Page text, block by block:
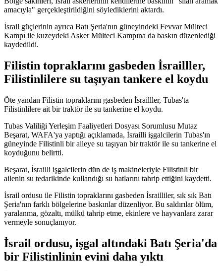
amacıyla" gerçekleştirildiğini söylediklerini aktardı.
İsrail güçlerinin ayrıca Batı Şeria'nın güneyindeki Fevvar Mülteci
Kampı ile kuzeydeki Asker Mülteci Kampına da baskın düzenlediği
kaydedildi.
Filistin topraklarını gasbeden İsrailller,
Filistinlilere su taşıyan tankere el koydu
Öte yandan Filistin topraklarını gasbeden İsrailller, Tubas'ta
Filistinlilere ait bir traktör ile su tankerine el koydu.
Tubas Valiliği Yerleşim Faaliyetleri Dosyası Sorumlusu Mutaz
Beşarat, WAFA'ya yaptığı açıklamada, İsrailli işgalcilerin Tubas'ın
güneyinde Filistinli bir aileye su taşıyan bir traktör ile su tankerine el
koyduğunu belirtti.
Beşarat, İsrailli işgalcilerin dün de iş makineleriyle Filistinli bir
ailenin su tedarikinde kullandığı su hatlarını tahrip ettiğini kaydetti.
İsrail ordusu ile Filistin topraklarını gasbeden İsrailliler, sık sık Batı
Şeria'nın farklı bölgelerine baskınlar düzenliyor. Bu saldırılar ölüm,
yaralanma, gözaltı, mülkü tahrip etme, ekinlere ve hayvanlara zarar
vermeyle sonuçlanıyor.
İsrail ordusu, işgal altındaki Batı Şeria'da
bir Filistinlinin evini daha yıktı